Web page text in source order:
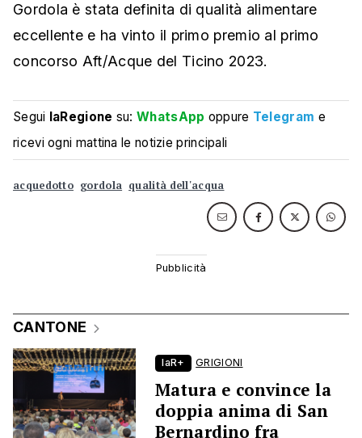
Gordola è stata definita di qualità alimentare
eccellente e ha vinto il primo premio al primo
concorso Aft/Acque del Ticino 2023.
Segui laRegione su:WhatsApp oppure Telegram e
ricevi ogni mattina le notizie principali
acquedotto gordola qualità dell'acqua
CANTONE
laR+ GRIGIONI
Matura e convince la
doppia anima di San
Bernardino fra